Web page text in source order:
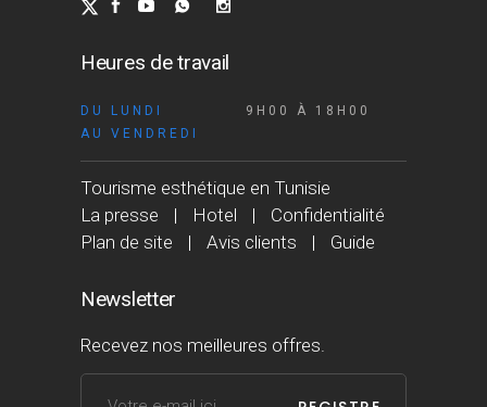
Heures de travail
DU LUNDI
AU VENDREDI
9H00 À 18H00
Tourisme esthétique en Tunisie
La presse
Hotel
Confidentialité
Plan de site
Avis clients Guide
Newsletter
Recevez nos meilleures offres.